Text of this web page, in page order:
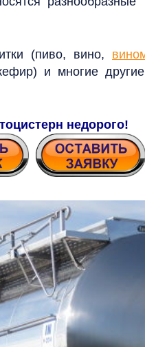
(пиво, вино,
и многие другие
недорого!